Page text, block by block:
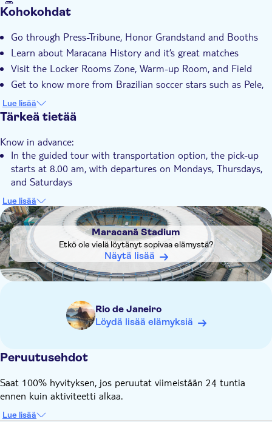
Mobiililippu hyväksytään
Välitön vahvistus
Group tour
Kohokohdat
Go through Press-Tribune, Honor Grandstand and Booths
Learn about Maracana History and it’s great matches
Visit the Locker Rooms Zone, Warm-up Room, and Field
Get to know more from Brazilian soccer stars such as Pele,
Garrincha, and Zico
Lue lisää
Tärkeä tietää
Know in advance:
In the guided tour with transportation option, the pick-up
starts at 8.00 am, with departures on Mondays, Thursdays,
and Saturdays
In the ticket-only option, departures are daily. Opening
hours are from 9.00 am to 5.00 pm. The last tour entry will
be at 4.00 pm
If you select the option without transportation, you must go
to the place of the tour on your own. Tickets will be
collected on the day of the event
Lue lisää
DSA1Maracanã Stadium
Maracanã Stadium
Etkö ole vielä löytänyt sopivaa elämystä?
Näytä lisää
Rio de Janeiro
Löydä lisää elämyksiä
Peruutusehdot
Saat 100% hyvityksen, jos peruutat viimeistään 24 tuntia
ennen kuin aktiviteetti alkaa.
Lue lisää